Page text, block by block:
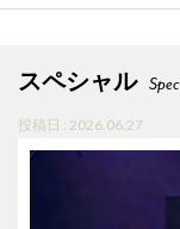
スペシャル
投稿日 : 2026.06.27